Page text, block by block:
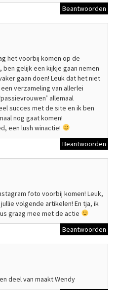
Beantwoorden
het voorbij komen op de
ben gelijk een kijkje gaan nemen
gaan doen! Leuk dat het niet
verzameling van allerlei
allemaal
succes met de site en ik ben
nog gaat komen!
een lush winactie!
Beantwoorden
foto voorbij komen! Leuk,
volgende artikelen! En tja, ik
graag mee met de actie
Beantwoorden
deel van maakt Wendy